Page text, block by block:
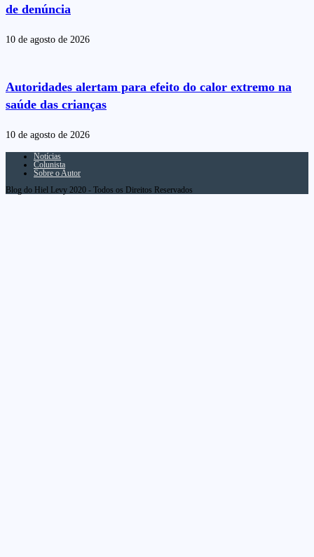
de denúncia
10 de agosto de 2026
Autoridades alertam para efeito do calor extremo na
saúde das crianças
10 de agosto de 2026
Notícias
Colunista
Sobre o Autor
Blog do Hiel Levy 2020 - Todos os Direitos Reservados